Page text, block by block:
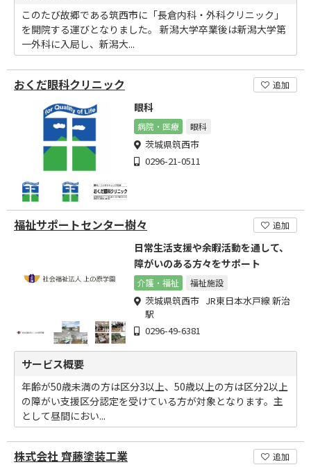
このたび故郷である筑西市に「長倉内科・外科クリニック」
を開院する運びとなりました。 新潟大学卒業後は新潟大学第
一外科に入局し、新潟大...
おくだ眼科クリニック 追加
眼科
病院・医療 眼科
茨城県筑西市
0296-21-0511
福祉サポートセンター樹々 追加
日常生活支援や余暇活動を通して、
障がいのある方々をサポート
介護・福祉 福祉施設
茨城県筑西市 JR東日本水戸線 新治
駅
0296-49-6381
サービス概要
年齢が50歳未満の方は区分3以上、50歳以上の方は区分2以上
の障がい支援区分認定を受けている方が対象となります。主
として昼間におい...
株式会社 齊藤塗装工業 追加